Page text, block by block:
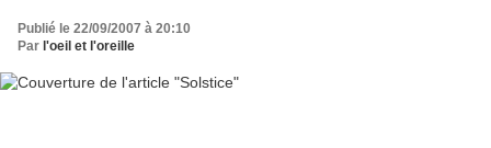
Publié le 22/09/2007 à 20:10
Par l'oeil et l'oreille